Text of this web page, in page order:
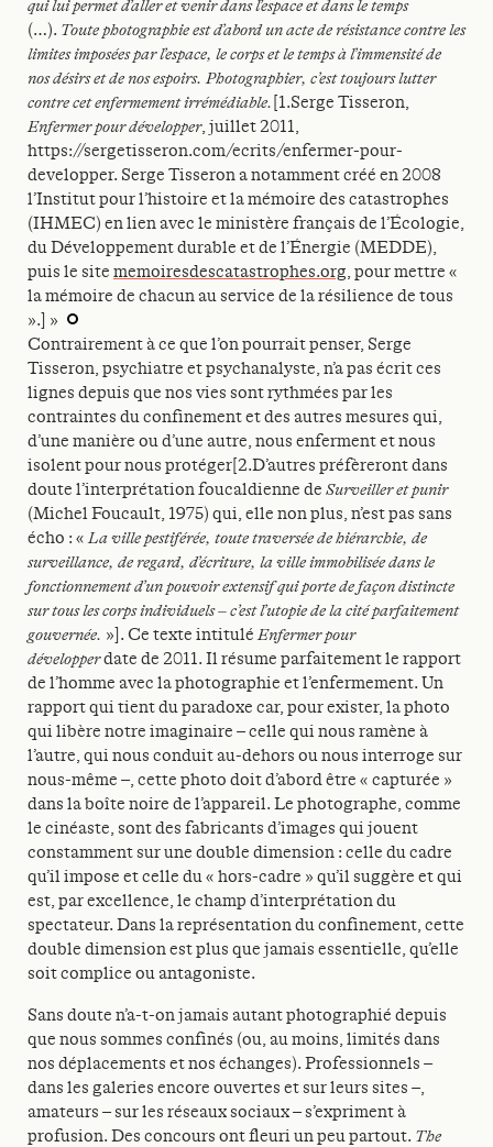
quilui permet d’aller et venir dans l’espace et dansle temps
(…). Toute photographie est d’abordun acte de résistance contre les
limites imposéespar l’espace, le corps et le temps à l’immensitéde
nos désirs et de nos espoirs. Photographier, c’est toujours lutter
contre cet enfermementirrémédiable. [1.Serge Tisseron,
Enfermer pour développer, juillet 2011,
https://sergetisseron.com/ecrits/enfermer-pour-
developper. Serge Tisseron a notamment créé en 2008
l’Institut pour l’histoire et la mémoire des catastrophes
(IHMEC) en lien avec le ministère français de l’Écologie,
du Développement durable et de l’Énergie (MEDDE),
puis le site memoiresdescatastrophes.org, pour mettre «
la mémoire de chacun au service de la résilience de tous
».] »
Contrairement à ce que l’on pourrait penser, Serge
Tisseron, psychiatre et psychanalyste, n’a pas écrit ces
lignes depuis que nos vies sontrythmées par les
contraintes du confinementet des autres mesures qui,
d’une manière oud’une autre, nous enferment et nous
isolent pournous protéger[2.D’autres préfèreront dans
doute l’interprétation foucaldienne de Surveiller et punir
(Michel Foucault, 1975) qui, elle non plus, n’est pas sans
écho : «La ville pestiférée, toute traversée de hiérarchie, de
surveillance, de regard, d’écriture, la ville immobilisée dans le
fonctionnement d’un pouvoir extensif qui porte de façon distincte
sur tous les corps individuels – c’est l’utopie de la cité parfaitement
gouvernée. »]. Ce texte intituléEnfermer pour
développerdate de 2011. Il résume parfaitementle rapport
de l’homme avec la photographie etl’enfermement. Un
rapport qui tient du paradoxe car, pour exister, la photo
qui libère notre imaginaire – celle qui nous ramène à
l’autre, qui nous conduit au-dehors ou nous interroge sur
nous-même –, cette photo doit d’abord être « capturée »
dans la boîte noire de l’appareil. Le photographe, comme
le cinéaste, sont des fabricants d’images qui jouent
constammentsur une double dimension : celle du cadre
qu’ilimpose et celle du « hors-cadre » qu’il suggère etqui
est, par excellence, le champ d’interprétationdu
spectateur. Dans la représentation duconfinement, cette
double dimension est plus que jamais essentielle, qu’elle
soit complice ouantagoniste.
Sans doute n’a-t-on jamais autant photographié depuis
que nous sommes confinés (ou, au moins, limités dans
nos déplacements et nos échanges). Professionnels –
dans les galeries encore ouvertes et sur leurs sites –,
amateurs – surles réseaux sociaux – s’expriment à
profusion. Des concours ont fleuri un peu partout. The